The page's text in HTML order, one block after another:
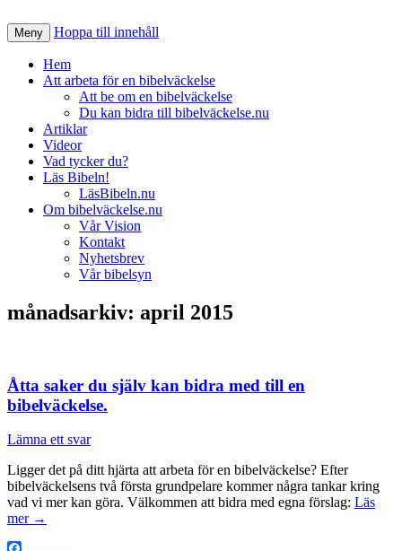
Bibelväckelse.nu
Nätverk för en Bibelväckelse
Meny Hoppa till innehåll
Hem
Att arbeta för en bibelväckelse
Att be om en bibelväckelse
Du kan bidra till bibelväckelse.nu
Artiklar
Videor
Vad tycker du?
Läs Bibeln!
LäsBibeln.nu
Om bibelväckelse.nu
Vår Vision
Kontakt
Nyhetsbrev
Vår bibelsyn
månadsarkiv: april 2015
Åtta saker du själv kan bidra med till en
bibelväckelse.
Lämna ett svar
Ligger det på ditt hjärta att arbeta för en bibelväckelse? Efter
bibelväckelsens två första grundpelare kommer några tankar kring
vad vi mer kan göra. Välkommen att bidra med egna förslag: Läs
mer →